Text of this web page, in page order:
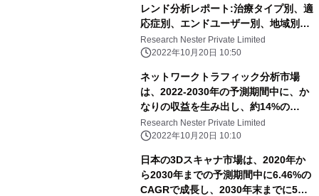
レンド分析レポート:治療タイプ別、適
応症別、エンドユーザー別、地域別、
セグメント別予測(2021~2030年)
Research Nester Private Limited
2022年10月20日 10:50
ネットワークトラフィック分析市場
は、2022-2030年の予測期間中に、か
なりの収益を生み出し、約14%の
CAGRで成長すると推定されていま
す。
Research Nester Private Limited
2022年10月20日 10:10
日本の3Dスキャナ市場は、2020年か
ら2030年までの予測期間中に6.46%の
CAGRで成長し、2030年末までに5億